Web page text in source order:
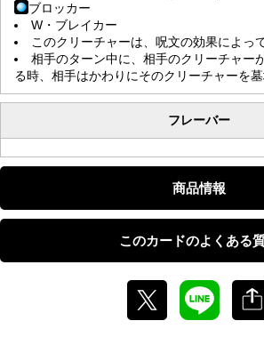
ブロッカー
W・ブレイカー
このクリーチャーは、呪文の効果によっ
相手のターン中に、相手のクリーチャー
る時、相手はかわりにそのクリーチャーを墓
フレーバー
商品情報
このカードのよくある